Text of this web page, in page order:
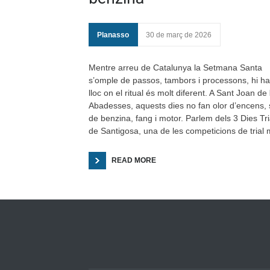
Planasso 30 de març de 2026
Mentre arreu de Catalunya la Setmana Santa
s’omple de passos, tambors i processons, hi
lloc on el ritual és molt diferent. A Sant Joan de
Abadesses, aquests dies no fan olor d’encens,
de benzina, fang i motor. Parlem dels 3 Dies
de Santigosa, una de les competicions de trial
READ MORE